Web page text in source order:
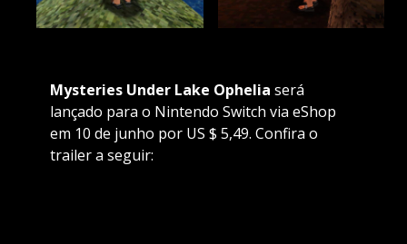
Mysteries Under Lake Ophelia será
lançado para o Nintendo Switch via eShop
em 10 de junho por US $ 5,49. Confira o
trailer a seguir: